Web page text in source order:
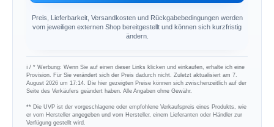
Preis, Lieferbarkeit, Versandkosten und Rückgabebedingungen werden
vom jeweiligen externen Shop bereitgestellt und können sich kurzfristig
ändern.
ℹ︎ / * Werbung: Wenn Sie auf einen dieser Links klicken und einkaufen, erhalte ich eine
Provision. Für Sie verändert sich der Preis dadurch nicht. Zuletzt aktualisiert am 7.
August 2026 um 17:14. Die hier gezeigten Preise können sich zwischenzeitlich auf der
Seite des Verkäufers geändert haben. Alle Angaben ohne Gewähr.
** Die UVP ist der vorgeschlagene oder empfohlene Verkaufspreis eines Produkts, wie
er vom Hersteller angegeben und vom Hersteller, einem Lieferanten oder Händler zur
Verfügung gestellt wird.